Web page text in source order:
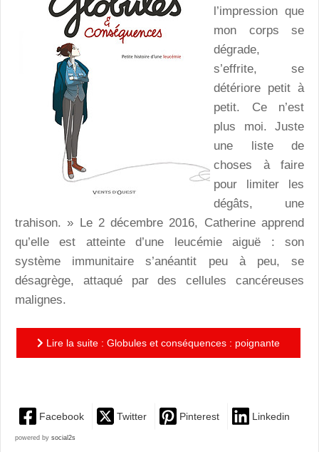
l’impression que
mon corps se
dégrade,
s’effrite, se
détériore petit à
petit. Ce n’est
plus moi. Juste
une liste de
choses à faire
pour limiter les
dégâts, une
trahison. » Le 2 décembre 2016, Catherine apprend
qu’elle est atteinte d’une leucémie aiguë : son
système immunitaire s’anéantit peu à peu, se
désagrège, attaqué par des cellules cancéreuses
malignes.
Lire la suite : Globules et conséquences : poignante
Facebook Twitter Pinterest Linkedin
powered by social2s